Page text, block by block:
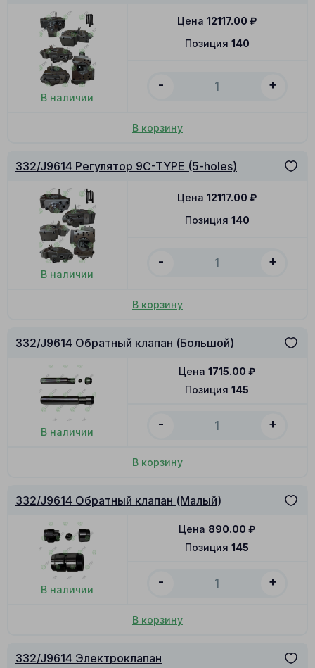
В наличии
Позиция 140
Цена 12117.00 ₽
- +
В корзину
332/J9614 Регулятор 9C-TYPE (5-holes)
В наличии
Позиция 140
Цена 12117.00 ₽
- +
В корзину
332/J9614 Обратный клапан (Большой)
В наличии
Позиция 145
Цена 1715.00 ₽
- +
В корзину
332/J9614 Обратный клапан (Малый)
В наличии
Позиция 145
Цена 890.00 ₽
- +
В корзину
332/J9614 Электроклапан